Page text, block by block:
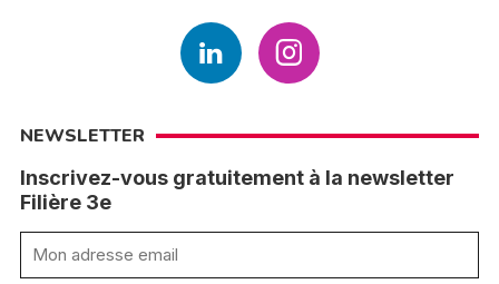
NEWSLETTER
Inscrivez-vous gratuitement à la newsletter
Filière 3e